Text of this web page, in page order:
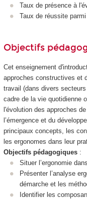
Taux de présence à
Taux de réussite
Objectifs
Cet enseignement
approches constructives et
travail (dans divers
cadre de la vie quotidienne
l'évolution des approches
l’émergence et du
principaux concepts, les
les ergonomes dans leur
Objectifs pédagogiques:
Situer l’ergonomie
Présenter l’analyse
démarche et les
Identifier les